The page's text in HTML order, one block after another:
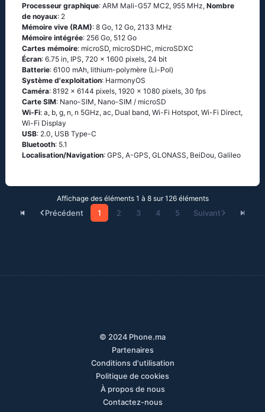
Processeur graphique: ARM Mali-G57 MC2, 955 MHz, Nombre
de noyaux: 2
Mémoire vive (RAM): 8 Go, 12 Go, 2133 MHz
Mémoire intégrée: 256 Go, 512 Go
Cartes mémoire: microSD, microSDHC, microSDXC
Écran: 6.75 in, IPS, 720 x 1600 pixels, 24 bit
Batterie: 6100 mAh, lithium-polymère (Li-Pol)
Système d'exploitation: HarmonyOS
Caméra: 8192 x 6144 pixels, 1920 x 1080 pixels, 30 fps
Carte SIM: Nano-SIM, Nano-SIM / microSD
Wi-Fi: a, b, g, n, n 5GHz, ac, Dual band, Wi-Fi Hotspot, Wi-Fi Direct,
Wi-Fi Display
USB: 2.0, USB Type-C
Bluetooth: 5.1
Localisation/Navigation: GPS, A-GPS, GLONASS, BeiDou, Galileo
Affichage des éléments 1 à 8 sur 126 éléments
Précédent
1 2 3 4 5 Suivant
© 2024 Phone.ma
Partenaires
Conditions d'utilisation
Politique de cookies
À propos de nous
Contactez-nous